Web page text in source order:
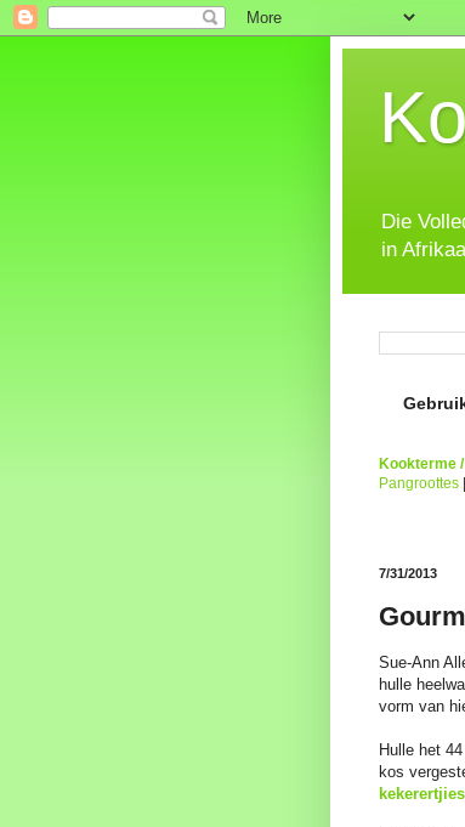
Die
in
Kookterme
Pangroottes
7/31/2013
Sue-Ann
hulle
vorm van
Hulle het
kos
kekerertjies